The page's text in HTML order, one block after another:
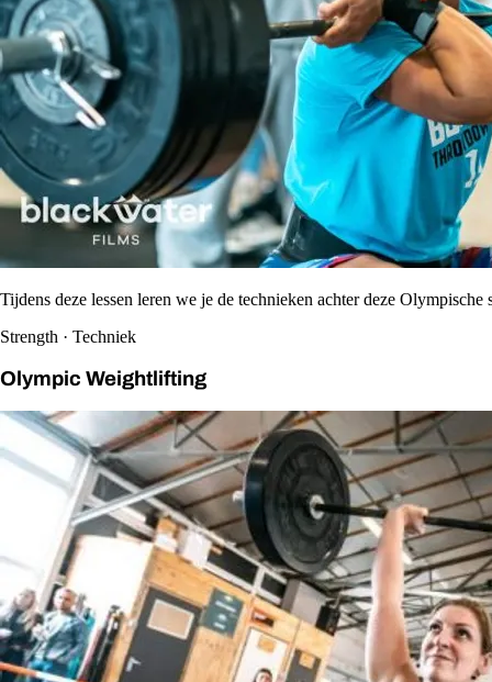
Tijdens deze lessen leren we je de technieken achter deze Olympische
Strength · Techniek
Olympic Weightlifting